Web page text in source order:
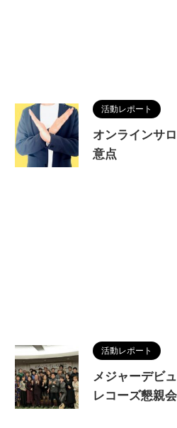
活動レポート
オンラインサ
意点
活動レポート
メジャーデビ
レコーズ懇親会